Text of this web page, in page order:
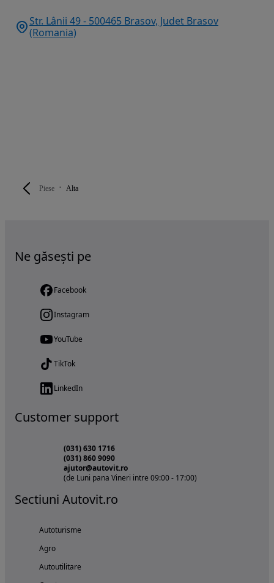
Piese Alta
Str. Lânii 49 - 500465 Brasov, Judet Brasov
(Romania)
Ne găsești pe
Facebook
Instagram
YouTube
TikTok
LinkedIn
Customer support
(031) 630 1716
(031) 860 9090
ajutor@autovit.ro
(de Luni pana Vineri intre 09:00 - 17:00)
Sectiuni Autovit.ro
Autoturisme
Agro
Autoutilitare